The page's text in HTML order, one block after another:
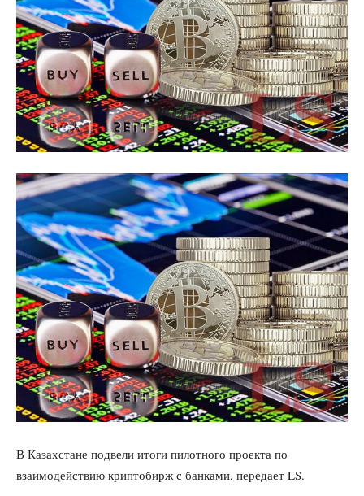
В Казахстане подвели итоги пилотного проекта по
взаимодействию криптобирж с банками, передает LS.